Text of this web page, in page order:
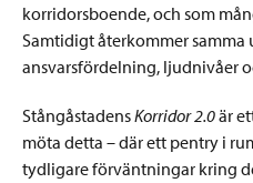
korridorsboende, och som
Samtidigt återkommer
ansvarsfördelning, ljudnivåer
StångåstadensKorridor 2.0är
möta detta – där ett pentry i
tydligare förväntningar kring